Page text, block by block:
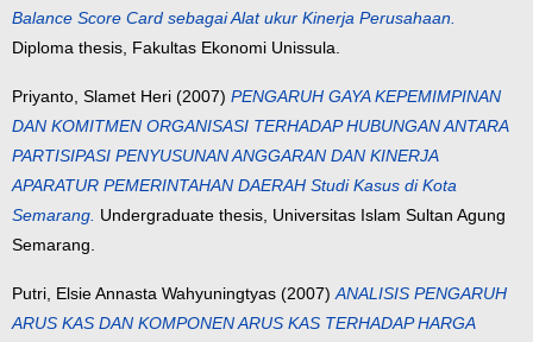
Balance Score Card sebagai Alat ukur Kinerja Perusahaan.
Diploma thesis, Fakultas Ekonomi Unissula.
Priyanto, Slamet Heri (2007) PENGARUH GAYA KEPEMIMPINAN
DAN KOMITMEN ORGANISASI TERHADAP HUBUNGAN ANTARA
PARTISIPASI PENYUSUNAN ANGGARAN DAN KINERJA
APARATUR PEMERINTAHAN DAERAH Studi Kasus di Kota
Semarang. Undergraduate thesis, Universitas Islam Sultan Agung
Semarang.
Putri, Elsie Annasta Wahyuningtyas (2007)ANALISIS PENGARUH
ARUS KAS DAN KOMPONEN ARUS KAS TERHADAP HARGA